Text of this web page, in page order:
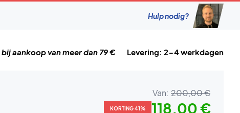
Hulp nodig?
bij aankoop van meer dan 79 € Levering: 2-4 werkdagen
Van: 200,00 €
KORTING 41% 118,00 €